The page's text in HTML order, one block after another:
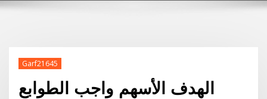
Garf21645
الهدف الأسهم واجب الطوابع